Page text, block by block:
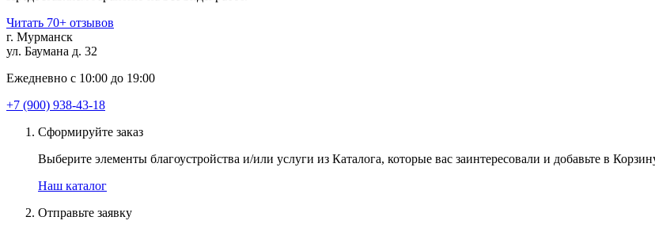
Читать 70+ отзывов
г. Мурманск
ул. Баумана д. 32
Ежедневно с 10:00 до 19:00
+7 (900) 938-43-18
Сформируйте заказ
Выберите элементы благоустройства и/или услуги из Каталога, которые вас заинтересовали и добавьте в
Наш каталог
Отправьте заявку